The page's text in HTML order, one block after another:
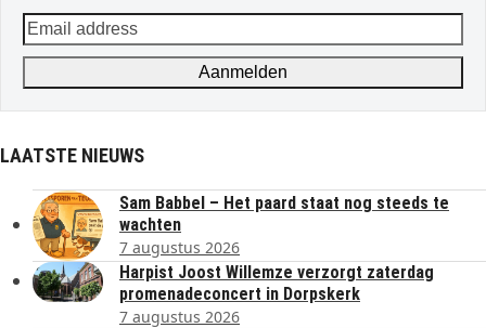
Email
address
Aanmelden
LAATSTE NIEUWS
Sam Babbel – Het paard staat nog steeds te
wachten
7 augustus 2026
Harpist Joost Willemze verzorgt zaterdag
promenadeconcert in Dorpskerk
7 augustus 2026